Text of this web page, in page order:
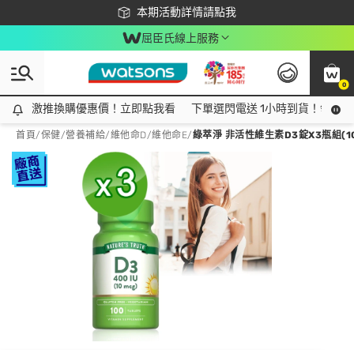
本期活動詳情請點我
下載app最高回饋$350
屈臣氏線上服務
0
激推換購優惠價！立即點我看
激推換購優惠價！立即點我看 下單選閃電送 1小時到貨！領神
首頁/保健/營養補給/維他命D/維他命E/綠萃淨 非活性維生素D3錠X3瓶組